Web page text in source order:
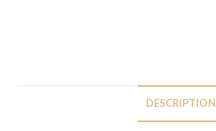
DESCRIPTION